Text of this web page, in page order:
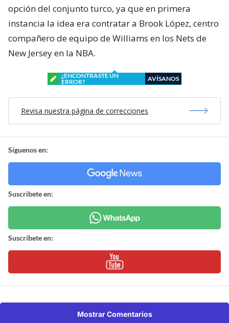
opción del conjunto turco, ya que en primera
instancia la idea era contratar a Brook López, centro
compañero de equipo de Williams en los Nets de
New Jersey en la NBA.
¿ENCONTRASTE UN
ERROR?
AVÍSANOS
Revisa nuestra página de correcciones
Síguenos en:
Suscríbete en:
Suscríbete en:
Mostrar Comentarios